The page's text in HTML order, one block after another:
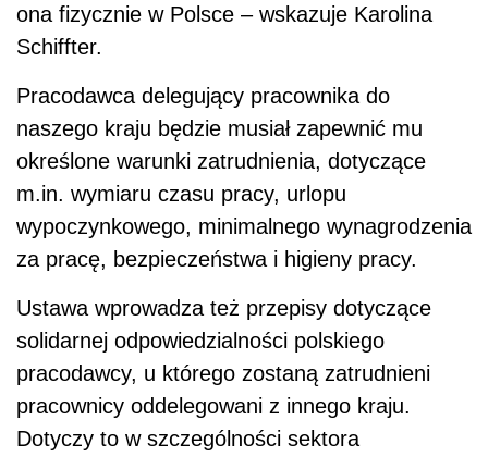
ona fizycznie w Polsce – wskazuje Karolina
Schiffter.
Pracodawca delegujący pracownika do
naszego kraju będzie musiał zapewnić mu
określone warunki zatrudnienia, dotyczące
m.in. wymiaru czasu pracy, urlopu
wypoczynkowego, minimalnego wynagrodzenia
za pracę, bezpieczeństwa i higieny pracy.
Ustawa wprowadza też przepisy dotyczące
solidarnej odpowiedzialności polskiego
pracodawcy, u którego zostaną zatrudnieni
pracownicy oddelegowani z innego kraju.
Dotyczy to w szczególności sektora